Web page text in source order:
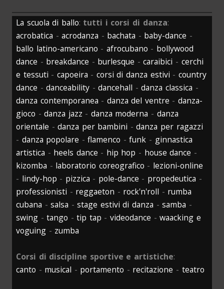
La scuola di ballo: tutti i corsi di danza:
acrobatica -acrodanza - bachata - baby-dance -
ballo latino-americano - afrocubano - bollywood
dance - breakdance - burlesque -caraibici - cerchi
e tessuti - capoeira - corsi di danza estivi - country
dance -danceability -dancehall -danza classica -
danza contemporanea - danza del ventre -danza-
gioco -danza jazz - danza moderna - danza
orientale -danza per bambini -danza per ragazzi
- danza popolare -flamenco -funk - ginnastica
artistica - heels dance - hip hop - house dance -
kizomba - laboratorio coreografico - lezioni-online
- lindy-hop - pizzica - pole-dance - propedeutica -
professionisti - reggaeton - rock'n'roll - rumba
cubana -salsa -stage estivi di danza -samba -
swing -tango -tip tap -videodance -waacking e
voguing - zumba
Corsi di discipline sportive e artistiche:
canto - musical - portamento - recitazione - teatro